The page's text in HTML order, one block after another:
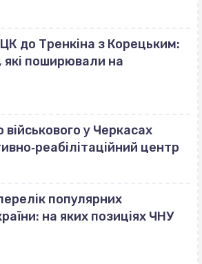
до Тренкіна з Корецьким:
які поширювали на
у Черкасах
центр
популярних
на яких позиціях ЧНУ